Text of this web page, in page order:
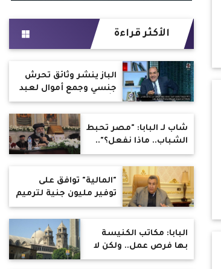
الأكثر قراءة
الباز ينشر وثائق تحرش
جنسي وجمع أموال لعبد
الله رشدي وشقيقه
الشيخ الحسن
شاب لـ البابا: "مصر تحبط
الشباب.. ماذا نفعل؟"..
تعرف على الرد
"المالية" توافق على
توفير مليون جنية لترميم
مباني الوحدة المحلية
البابا: مكاتب الكنيسة
بها فرص عمل.. ولكن لا
يوجد شباب مؤهلون